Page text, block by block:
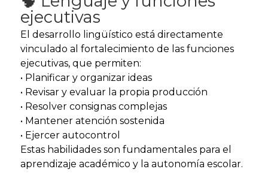
ejecutivas
El desarrollo lingüístico está directamente
vinculado al fortalecimiento de las funciones
ejecutivas, que permiten:
• Planificar y organizar ideas
• Revisar y evaluar la propia producción
• Resolver consignas complejas
• Mantener atención sostenida
• Ejercer autocontrol
Estas habilidades son fundamentales para el
aprendizaje académico y la autonomía escolar.